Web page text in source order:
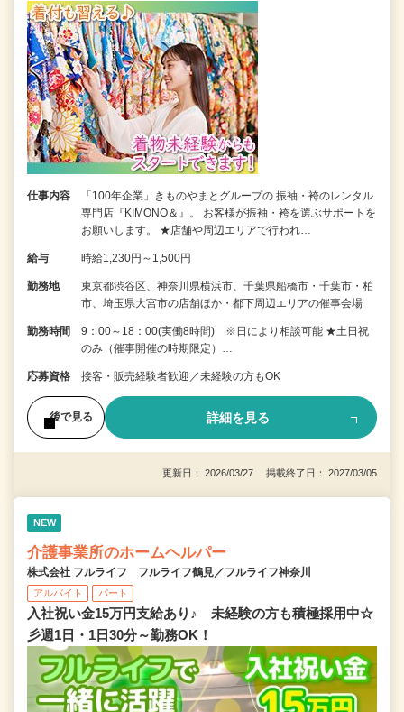
仕事内容
「100年企業」きものやまとグループの 振袖・袴のレンタル
専門店『KIMONO＆』。 お客様が振袖・袴を選ぶサポートを
お願いします。 ★店舗や周辺エリアで行われ…
給与 時給1,230円～1,500円
勤務地
東京都渋谷区、神奈川県横浜市、千葉県船橋市・千葉市・柏
市、埼玉県大宮市の店舗ほか・都下周辺エリアの催事会場
勤務時間
9：00～18：00(実働8時間) ※日により相談可能 ★土日祝
のみ（催事開催の時期限定）…
応募資格 接客・販売経験者歓迎／未経験の方もOK
後で見る 詳細を見る
更新日： 2026/03/27 掲載終了日： 2027/03/05
NEW
介護事業所のホームヘルパー
株式会社 フルライフ フルライフ鶴見／フルライフ神奈川
アルバイト パート
入社祝い金15万円支給あり♪ 未経験の方も積極採用中☆
彡週1日・1日30分～勤務OK！